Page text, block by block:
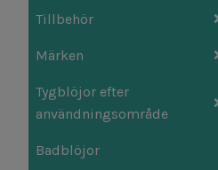
Tillbehör
Märken
Tygblöjor efter
användningsområde
Badblöjor